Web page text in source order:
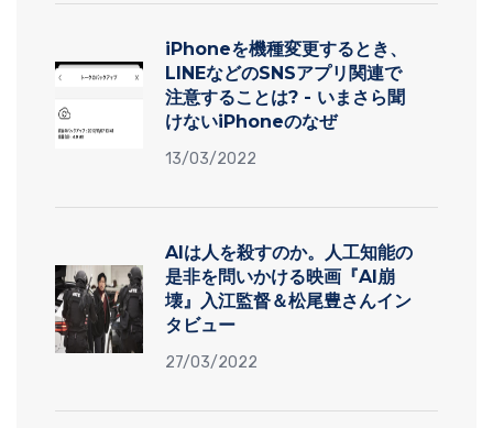
iPhoneを機種変更するとき、
LINEなどのSNSアプリ関連で
注意することは? - いまさら聞
けないiPhoneのなぜ
13/03/2022
AIは人を殺すのか。人工知能の
是非を問いかける映画『AI崩
壊』入江監督＆松尾豊さんイン
タビュー
27/03/2022